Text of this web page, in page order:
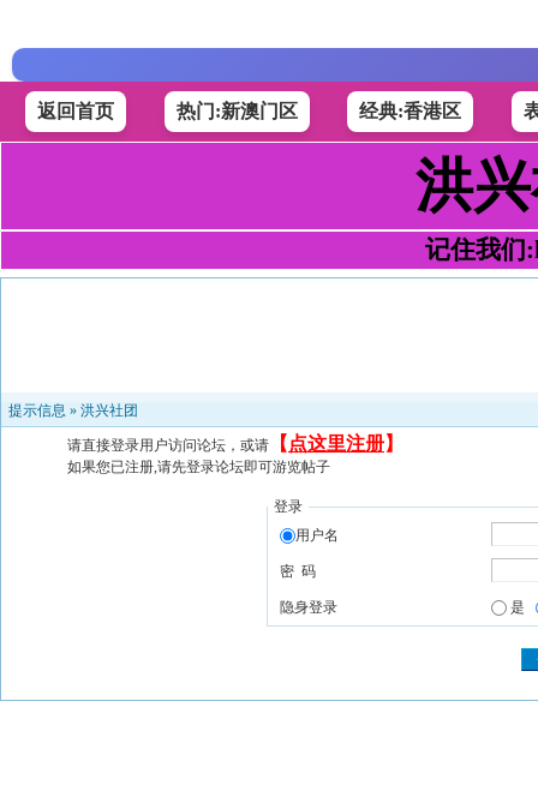
返回首页 热门:新澳门区 经典:香港区
洪
记住我们
提示信息 » 洪兴社团
请直接登录用户访问论坛，或请 【 点这里注册】
如果您已注册,请先登录论坛即可游览帖子
登录
用户名
密 码
隐身登录 是